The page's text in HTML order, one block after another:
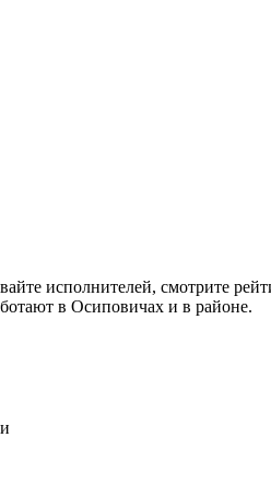
исполнителей, смотрите
в Осиповичах и в районе.